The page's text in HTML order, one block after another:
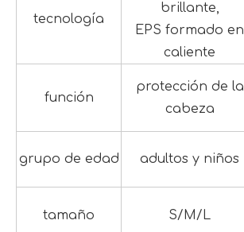
tecnología
brillante,
EPS formado en
caliente
función
protección de la
cabeza
grupo de edad
adultos y niños
tamaño S/M/L